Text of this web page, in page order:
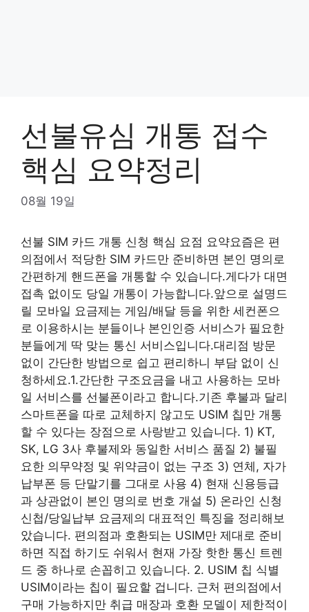
선불유심 개통 접수
핵심 요약정리
08월 19일
선불 SIM 카드 개통 신청 핵심 요점 요약요즘은 편
의점에서 적당한 SIM 카드만 준비하면 본인 명의로
간편하게 핸드폰을 개통할 수 있습니다.게다가 대면
접촉 없이도 당일 개통이 가능합니다.앞으로 설명드
릴 모바일 요금제는 게임/배달 등을 위한 세컨폰으
로 이용하시는 분들이나 본인인증 서비스가 필요한
분들에게 딱 맞는 통신 서비스입니다.대리점 방문
없이 간단한 방법으로 쉽고 편리하니 부담 없이 신
청하세요.1.간단한 구조요금을 내고 사용하는 모바
일 서비스를 선불폰이라고 합니다.기존 후불과 달리
스마트폰을 따로 교체하지 않고도 USIM 칩만 개통
할 수 있다는 장점으로 사랑받고 있습니다. 1) KT,
SK, LG 3사 후불제와 동일한 서비스 품질 2) 불필
요한 의무약정 및 위약금이 없는 구조 3) 연체, 자가
납부폰 등 단말기를 그대로 사용 4) 현재 신용등급
과 상관없이 본인 명의로 번호 개설 5) 온라인 신청
신첩/당일납부 요금제의 대표적인 특징을 정리해보
았습니다. 편의점과 호환되는 USIM만 제대로 준비
하면 직접 하기도 쉬워서 현재 가장 핫한 통신 트렌
드 중 하나로 손꼽히고 있습니다. 2. USIM 칩 식별
USIM이라는 칩이 필요할 겁니다. 근처 편의점에서
구매 가능하지만 취급 매장과 호환 모델이 제한적이